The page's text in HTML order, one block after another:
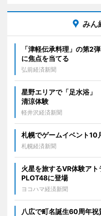
みん
「津軽伝承料理」の第2
に焦点を当てる
弘前経済新聞
星野エリアで「足水浴
清涼体験
軽井沢経済新聞
札幌でゲームイベント
札幌経済新聞
火星を旅するVR体験ア
PLOT48に登場
ヨコハマ経済新聞
八広で町名誕生60周年